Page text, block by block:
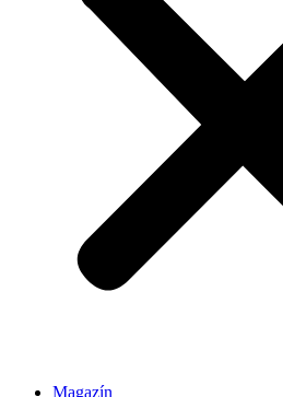
Magazín